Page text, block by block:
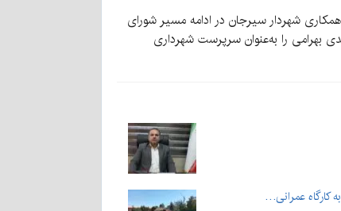
شهرداری سیرجان مبنی بر درخواست عدم همکاری شهردار سیرجان در ادامه مسیر شورای
مشکلات شخصی بیان کرده بود، شورای اسلامی شهر سیرجان امروز (یکشنبه ۷ اردیبهشت) با ۷ رأی، مهدی بهرامی را به‌عنوان سرپرست شهرداری
کارگاه عمرانی…